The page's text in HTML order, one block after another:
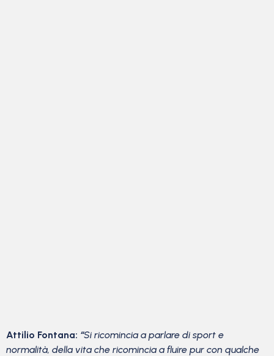
Attilio Fontana: “Si ricomincia a parlare di sport e
normalità, della vita che ricomincia a fluire pur con qualche